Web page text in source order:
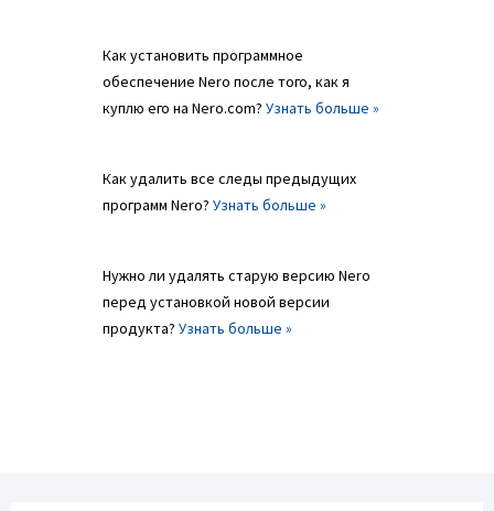
Как установить программное
обеспечение Nero после того, как я
куплю его на Nero.com? Узнать больше »
Как удалить все следы предыдущих
программ Nero? Узнать больше »
Нужно ли удалять старую версию Nero
перед установкой новой версии
продукта? Узнать больше »